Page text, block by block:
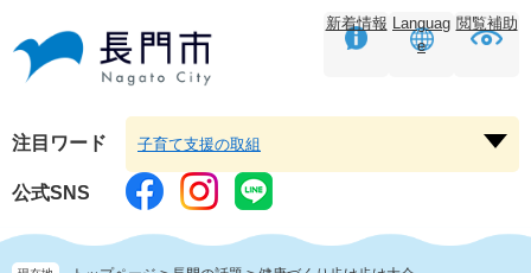
頭
す。
飛
し
本
文
新着情報 Languag
e
閲覧補助
注目ワード
ー
子育て支援の取組
公式SNS